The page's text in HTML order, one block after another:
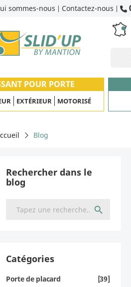
sommes-nous | Contactez-nous |
POUR PORTE
EXTÉRIEUR MOTORISÉ
Blog
Rechercher dans le
blog

Catégories
Porte de placard
[39]